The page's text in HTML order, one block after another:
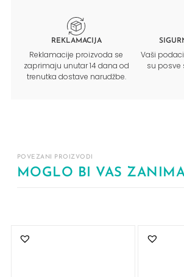
REKLAMACIJA
Reklamacije proizvoda se
zaprimaju unutar 14 dana od
trenutka dostave narudžbe.
Vaši
su posve
POVEZANI PROIZVODI
MOGLO BI VAS